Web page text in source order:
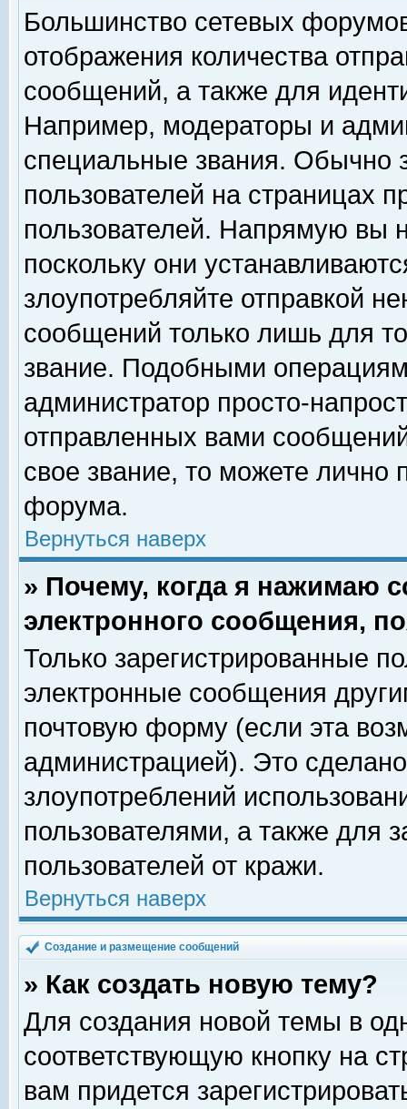
Большинство сетевых
отображения количества
сообщений, а также для
Например, модераторы и
специальные звания. Обычно
пользователей на страницах
пользователей. Напрямую вы
поскольку они
злоупотребляйте отправкой
сообщений только лишь для
звание. Подобными
администратор просто-
отправленных вами
свое звание, то можете лично
форума.
Вернуться наверх
» Почему, когда я нажимаю
электронного сообщения,
Только зарегистрированные
электронные сообщения
почтовую форму (если эта
администрацией). Это
злоупотреблений
пользователями, а также для
пользователей от кражи.
Вернуться наверх
Создание и размещение сообщений
» Как создать новую тему?
Для создания новой темы в
соответствующую кнопку на
вам придется